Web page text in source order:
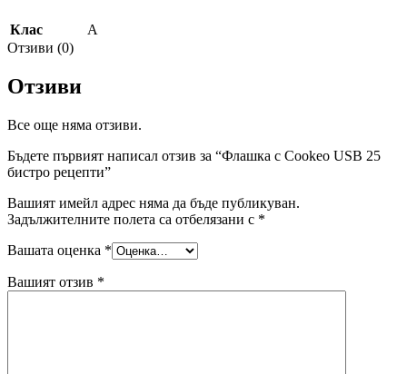
Клас
A
Отзиви (0)
Отзиви
Все още няма отзиви.
Бъдете първият написал отзив за “Флашка с Cookeo USB 25
бистро рецепти”
Вашият имейл адрес няма да бъде публикуван.
Задължителните полета са отбелязани с *
Вашата оценка *
Вашият отзив *